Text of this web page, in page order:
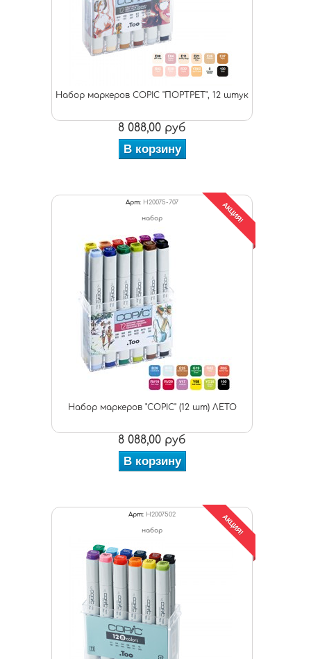
Набор маркеров COPIC "ПОРТРЕТ", 12 штук
8 088,00 руб
В корзину
Арт: H20075-707
набор
Набор маркеров "COPIC" (12 шт) ЛЕТО
АКЦИЯ!
8 088,00 руб
В корзину
Арт: H2007502
набор АКЦИЯ!